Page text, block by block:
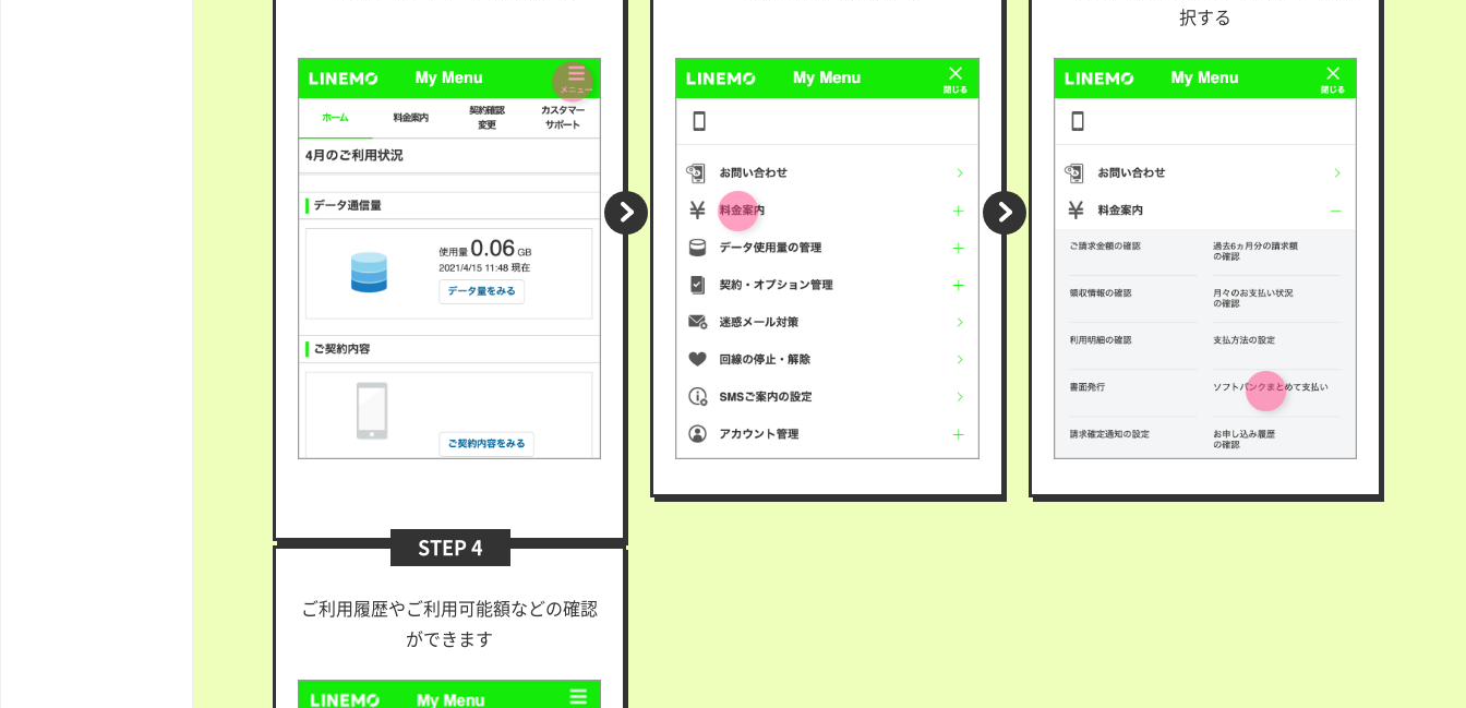
択する
STEP 4
ご利用履歴やご利用可能額などの確認
ができます